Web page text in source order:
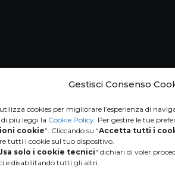
Gestisci Consenso
cookies per migliorare l’esperienza di
di più leggi la Cookie Policy. Per gestire le tue
cookie”. Cliccando su “Accetta tutti i
tutti i cookie sul tuo dispositivo.
solo i cookie tecnici" dichiari di voler
e disabilitando tutti gli altri.